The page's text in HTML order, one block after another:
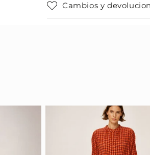
Cambios y